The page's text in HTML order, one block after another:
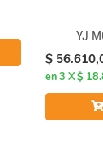
YJ
$
en 3 X $